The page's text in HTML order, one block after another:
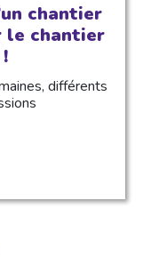
chantier
le chantier
différents